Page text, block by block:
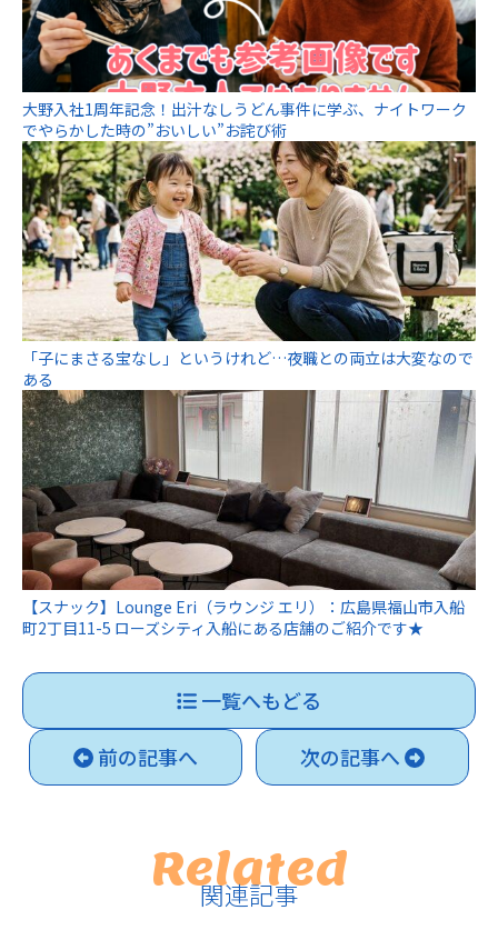
大野入社1周年記念！出汁なしうどん事件に学ぶ、ナイトワーク
でやらかした時の”おいしい”お詫び術
「子にまさる宝なし」というけれど…夜職との両立は大変なので
ある
【スナック】Lounge Eri（ラウンジ エリ）：広島県福山市入船
町2丁目11-5 ローズシティ入船にある店舗のご紹介です★
一覧へもどる
前の記事へ
次の記事へ
Related
関連記事